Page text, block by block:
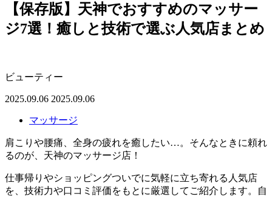
【保存版】天神でおすすめのマッサー
ジ7選！癒しと技術で選ぶ人気店まとめ
ビューティー
2025.09.06 2025.09.06
マッサージ
肩こりや腰痛、全身の疲れを癒したい…。そんなときに頼れ
るのが、天神のマッサージ店！
仕事帰りやショッピングついでに気軽に立ち寄れる人気店
を、技術力や口コミ評価をもとに厳選してご紹介します。自